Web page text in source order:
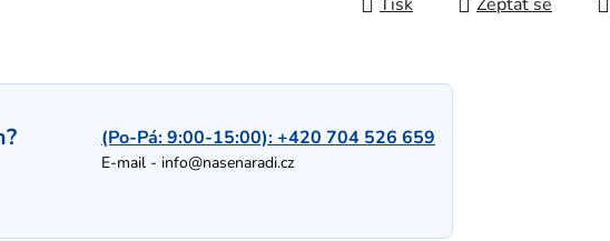
(Po-Pá: 9:00-15:00):+420 704 526 659
E-mail - info@nasenaradi.cz